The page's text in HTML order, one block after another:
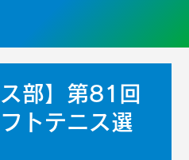
部】第81回
トテニス選